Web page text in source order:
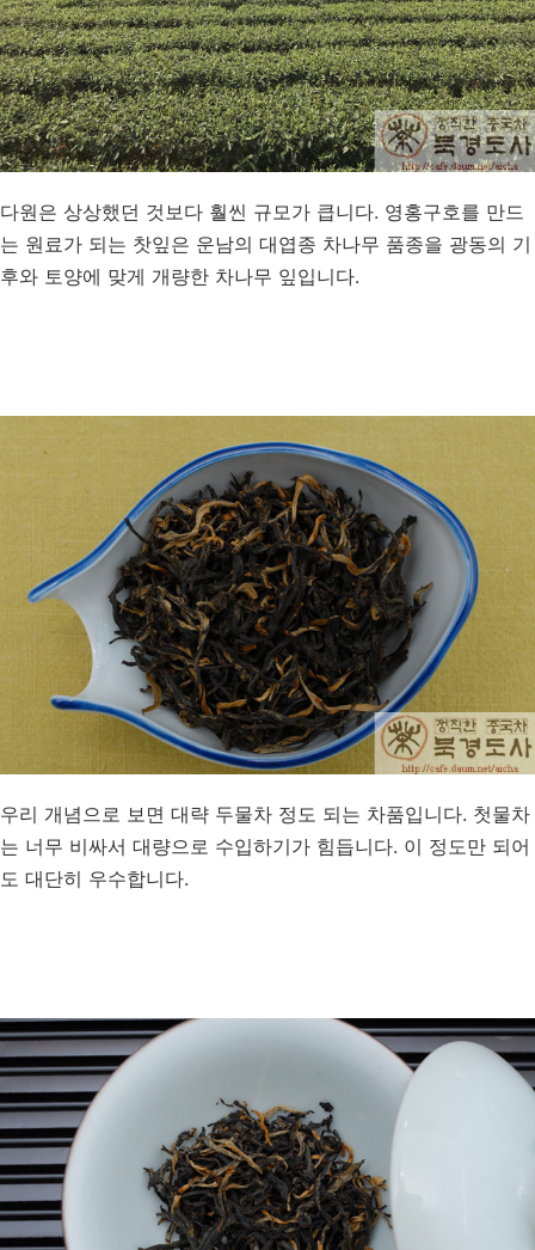
다원은 상상했던 것보다 훨씬 규모가 큽니다. 영홍구호를 만드
는 원료가 되는 찻잎은 운남의 대엽종 차나무 품종을 광동의 기
후와 토양에 맞게 개량한 차나무 잎입니다.
우리 개념으로 보면 대략 두물차 정도 되는 차품입니다. 첫물차
는 너무 비싸서 대량으로 수입하기가 힘듭니다. 이 정도만 되어
도 대단히 우수합니다.